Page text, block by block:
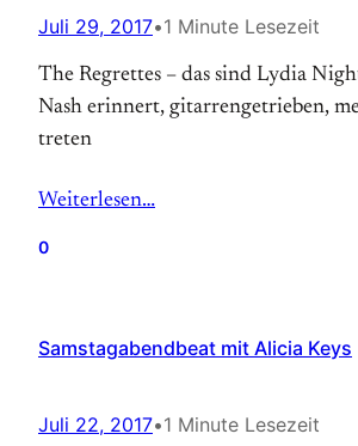
Juli 29, 2017•1 Minute Lesezeit
The Regrettes – das sind Lydia
Nash erinnert, gitarrengetrieben,
treten
Weiterlesen…
0
Samstagabendbeat mit Alicia Keys
Juli 22, 2017•1 Minute Lesezeit